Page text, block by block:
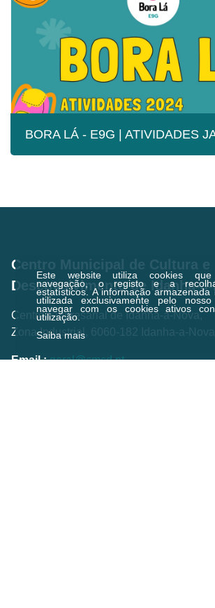
Este website utiliza cookies
navegação, o registo e a
estatísticos.A informação armazenada
utilizada exclusivamente pelo
navegar com os cookies ativos
utilização.
Saiba mais
BORA LÁ - E9G | ATIVIDADES
Centro Municipal de Cultura e
Desenvolvimento de Idanha-a-
Centro Empresarial de Idanha-a-Nova,
Zona Industrial, 6060-182 Idanha-a-Nova
Email.: geral@cmcd.pt